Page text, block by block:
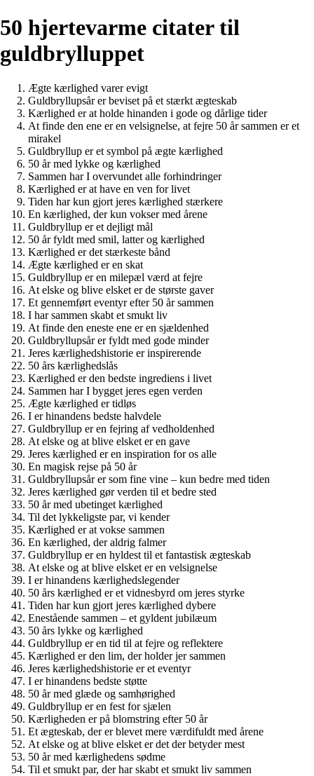
50 hjertevarme citater til
guldbrylluppet
Ægte kærlighed varer evigt
Guldbryllupsår er beviset på et stærkt ægteskab
Kærlighed er at holde hinanden i gode og dårlige tider
At finde den ene er en velsignelse, at fejre 50 år sammen er et
mirakel
Guldbryllup er et symbol på ægte kærlighed
50 år med lykke og kærlighed
Sammen har I overvundet alle forhindringer
Kærlighed er at have en ven for livet
Tiden har kun gjort jeres kærlighed stærkere
En kærlighed, der kun vokser med årene
Guldbryllup er et dejligt mål
50 år fyldt med smil, latter og kærlighed
Kærlighed er det stærkeste bånd
Ægte kærlighed er en skat
Guldbryllup er en milepæl værd at fejre
At elske og blive elsket er de største gaver
Et gennemført eventyr efter 50 år sammen
I har sammen skabt et smukt liv
At finde den eneste ene er en sjældenhed
Guldbryllupsår er fyldt med gode minder
Jeres kærlighedshistorie er inspirerende
50 års kærlighedslås
Kærlighed er den bedste ingrediens i livet
Sammen har I bygget jeres egen verden
Ægte kærlighed er tidløs
I er hinandens bedste halvdele
Guldbryllup er en fejring af vedholdenhed
At elske og at blive elsket er en gave
Jeres kærlighed er en inspiration for os alle
En magisk rejse på 50 år
Guldbryllupsår er som fine vine – kun bedre med tiden
Jeres kærlighed gør verden til et bedre sted
50 år med ubetinget kærlighed
Til det lykkeligste par, vi kender
Kærlighed er at vokse sammen
En kærlighed, der aldrig falmer
Guldbryllup er en hyldest til et fantastisk ægteskab
At elske og at blive elsket er en velsignelse
I er hinandens kærlighedslegender
50 års kærlighed er et vidnesbyrd om jeres styrke
Tiden har kun gjort jeres kærlighed dybere
Enestående sammen – et gyldent jubilæum
50 års lykke og kærlighed
Guldbryllup er en tid til at fejre og reflektere
Kærlighed er den lim, der holder jer sammen
Jeres kærlighedshistorie er et eventyr
I er hinandens bedste støtte
50 år med glæde og samhørighed
Guldbryllup er en fest for sjælen
Kærligheden er på blomstring efter 50 år
Et ægteskab, der er blevet mere værdifuldt med årene
At elske og at blive elsket er det der betyder mest
50 år med kærlighedens sødme
Til et smukt par, der har skabt et smukt liv sammen